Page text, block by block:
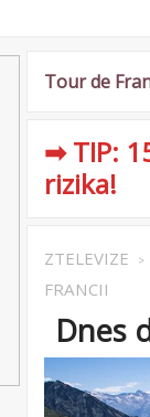
Tour de
➡ TIP:
rizika!
ZTELEVIZE >
FRANCII
Dnes